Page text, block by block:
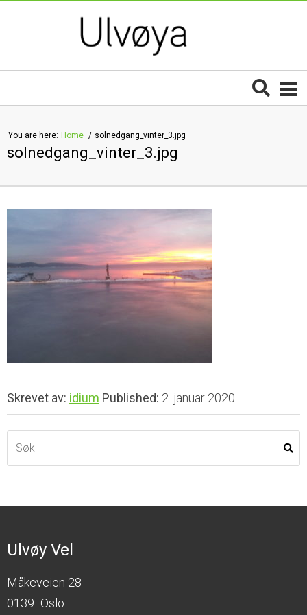
You are here: Home solnedgang_vinter_3.jpg
solnedgang_vinter_3.jpg
Skrevet av: idium Published: 2. januar 2020
Ulvøy Vel
Måkeveien 28
0139 Oslo